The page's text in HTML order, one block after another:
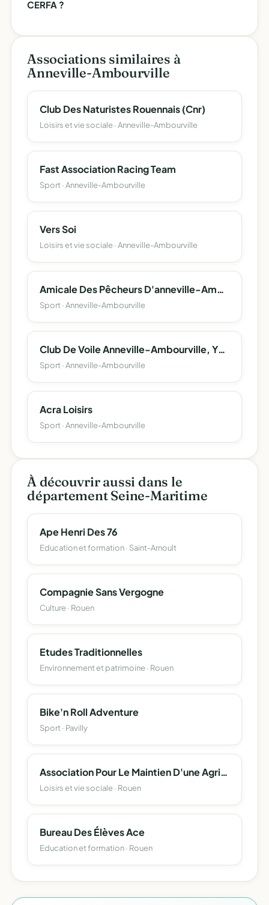
CERFA ?
Associations similaires à
Anneville-Ambourville
Club Des Naturistes Rouennais (Cnr)
Loisirs et vie sociale · Anneville-Ambourville
Fast Association Racing Team
Sport · Anneville-Ambourville
Vers Soi
Loisirs et vie sociale · Anneville-Ambourville
Amicale Des Pêcheurs D'anneville-Ambourville
Sport · Anneville-Ambourville
Club De Voile Anneville-Ambourville, Yville-Sur-Seine
Sport · Anneville-Ambourville
Acra Loisirs
Sport · Anneville-Ambourville
À découvrir aussi dans le
département Seine-Maritime
Ape Henri Des 76
Education et formation · Saint-Arnoult
Compagnie Sans Vergogne
Culture · Rouen
Etudes Traditionnelles
Environnement et patrimoine · Rouen
Bike'n Roll Adventure
Sport · Pavilly
Association Pour Le Maintien D'une Agriculture Paysanne Des Bruyères
Loisirs et vie sociale · Rouen
Bureau Des Élèves Ace
Education et formation · Rouen